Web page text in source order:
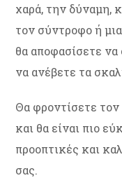
χαρά, την δύναμη,
τον σύντροφο ή
θα αποφασίσετε να
να ανέβετε τα
Θα φροντίσετε
και θα είναι πιο
προοπτικές και
σας.